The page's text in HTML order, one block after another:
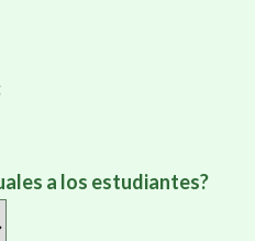
a los estudiantes?